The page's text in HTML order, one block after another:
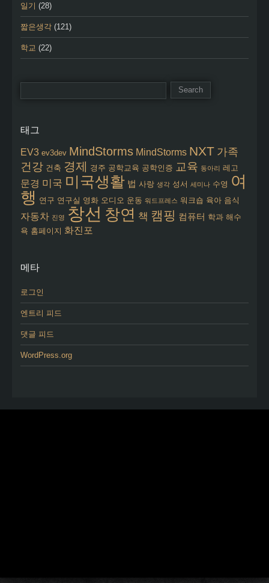
일기 (28)
짧은생각 (121)
학교 (22)
태그
EV3 ev3dev MindStorms MindStorms NXT 가족
건강 건축 경제 경주 공학교육 공학인증 교육 동아리 레고
문경 미국 미국생활 법 사랑 생각 성서 세미나 수영 여
행 연구 연구실 영화 오디오 운동 워드프레스 워크숍 육아 음식
자동차 진영 창선 창연 책 캠핑 컴퓨터 학과 해수
욕 홈페이지 화진포
메타
로그인
엔트리 피드
댓글 피드
WordPress.org